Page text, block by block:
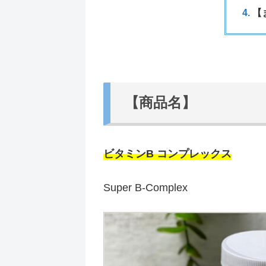
【商品名】
ビタミンB コンプレックス
Super B-Complex